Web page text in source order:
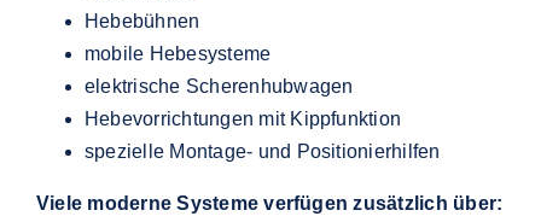
Hebebühnen
mobile Hebesysteme
elektrische Scherenhubwagen
Hebevorrichtungen mit Kippfunktion
spezielle Montage- und Positionierhilfen
Viele moderne Systeme verfügen zusätzlich über: